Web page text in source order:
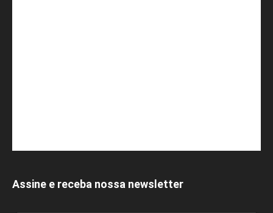
Assine e receba nossa newsletter